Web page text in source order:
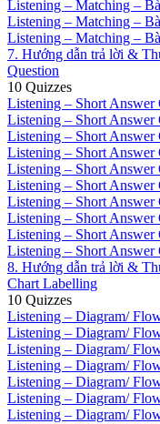
Listening – Matching –
Listening – Matching –
Listening – Matching –
7. Hướng dẫn trả lời &
Question
10 Quizzes
Listening – Short Answer
Listening – Short Answer
Listening – Short Answer
Listening – Short Answer
Listening – Short Answer
Listening – Short Answer
Listening – Short Answer
Listening – Short Answer
Listening – Short Answer
Listening – Short Answer
8. Hướng dẫn trả lời &
Chart Labelling
10 Quizzes
Listening – Diagram/
Listening – Diagram/
Listening – Diagram/
Listening – Diagram/
Listening – Diagram/
Listening – Diagram/
Listening – Diagram/